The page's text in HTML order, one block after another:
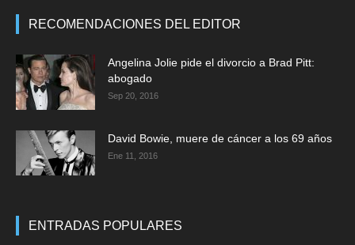
RECOMENDACIONES DEL EDITOR
Angelina Jolie pide el divorcio a Brad Pitt:
abogado
Sep 20, 2016
David Bowie, muere de cáncer a los 69 años
Ene 11, 2016
ENTRADAS POPULARES